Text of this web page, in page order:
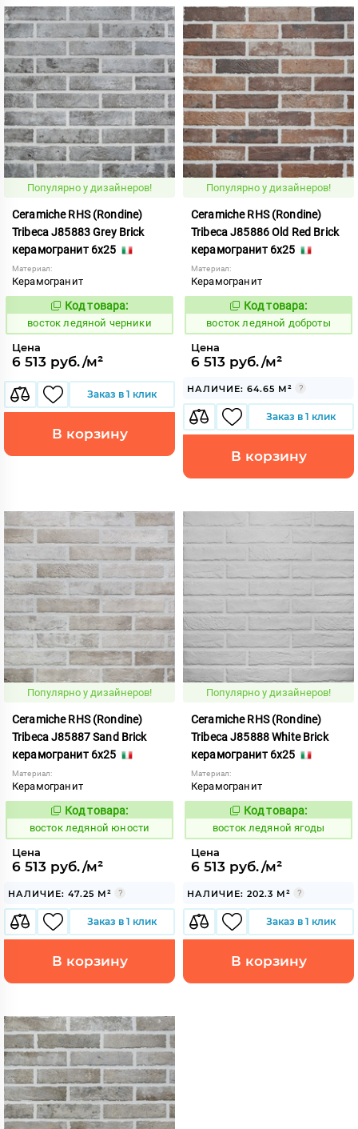
Популярно у дизайнеров!
Ceramiche RHS (Rondine)
Tribeca J85883 Grey Brick
керамогранит 6x25
Материал:
Керамогранит
208869
Код товара:
восток ледяной черники
Цена
6 513 руб./м²
Заказ в 1 клик
В корзину
Популярно у дизайнеров!
Ceramiche RHS (Rondine)
Tribeca J85886 Old Red Brick
керамогранит 6x25
Материал:
Керамогранит
208872
Код товара:
восток ледяной доброты
Цена
6 513 руб./м²
НАЛИЧИЕ: 64.65 М²
Заказ в 1 клик
В корзину
Популярно у дизайнеров!
Ceramiche RHS (Rondine)
Tribeca J85887 Sand Brick
керамогранит 6x25
Материал:
Керамогранит
208873
Код товара:
восток ледяной юности
Цена
6 513 руб./м²
НАЛИЧИЕ: 47.25 М²
Заказ в 1 клик
В корзину
Популярно у дизайнеров!
Ceramiche RHS (Rondine)
Tribeca J85888 White Brick
керамогранит 6x25
Материал:
Керамогранит
208874
Код товара:
восток ледяной ягоды
Цена
6 513 руб./м²
НАЛИЧИЕ: 202.3 М²
Заказ в 1 клик
В корзину